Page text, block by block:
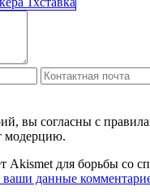
вы согласны с
модерцию.
Akismet для борьбы со
ваши данные